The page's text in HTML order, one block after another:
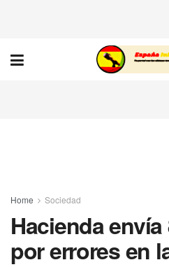
Home Sociedad
Hacienda
por errores en